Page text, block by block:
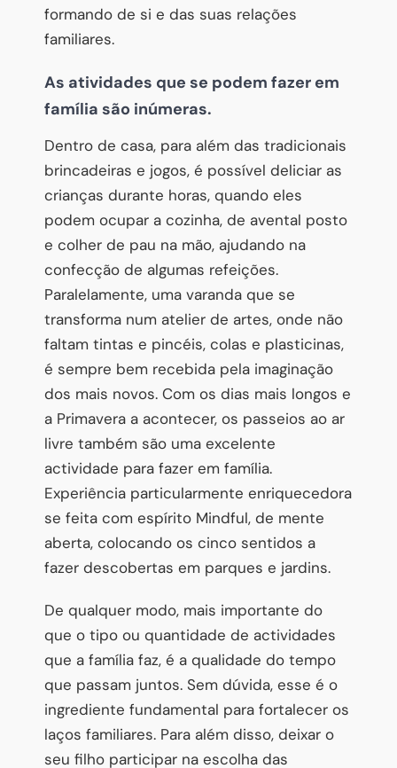
formando de si e das suas relações
familiares.
As atividades que se podem fazer em
família são inúmeras.
Dentro de casa, para além das tradicionais
brincadeiras e jogos, é possível deliciar as
crianças durante horas, quando eles
podem ocupar a cozinha, de avental posto
e colher de pau na mão, ajudando na
confecção de algumas refeições.
Paralelamente, uma varanda que se
transforma num atelier de artes, onde não
faltam tintas e pincéis, colas e plasticinas,
é sempre bem recebida pela imaginação
dos mais novos. Com os dias mais longos e
a Primavera a acontecer, os passeios ao ar
livre também são uma excelente
actividade para fazer em família.
Experiência particularmente enriquecedora
se feita com espírito Mindful, de mente
aberta, colocando os cinco sentidos a
fazer descobertas em parques e jardins.
De qualquer modo, mais importante do
que o tipo ou quantidade de actividades
que a família faz, é a qualidade do tempo
que passam juntos. Sem dúvida, esse é o
ingrediente fundamental para fortalecer os
laços familiares. Para além disso, deixar o
seu filho participar na escolha das